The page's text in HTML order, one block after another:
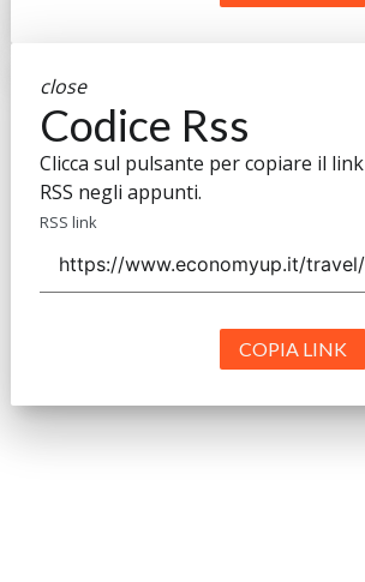
close
Codice Rss
Clicca sul pulsante per copiare il link
RSS negli appunti.
RSS link
COPIA LINK